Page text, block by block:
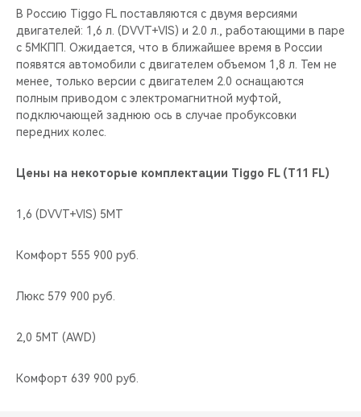
В Россию Tiggo FL поставляются с двумя версиями
двигателей: 1,6 л. (DVVT+VIS) и 2.0 л., работающими в паре
с 5МКПП. Ожидается, что в ближайшее время в России
появятся автомобили с двигателем объемом 1,8 л. Тем не
менее, только версии с двигателем 2.0 оснащаются
полным приводом с электромагнитной муфтой,
подключающей заднюю ось в случае пробуксовки
передних колес.
Цены на некоторые комплектации Tiggo FL (T11 FL)
1,6 (DVVT+VIS) 5МТ
Комфорт 555 900 руб.
Люкс 579 900 руб.
2,0 5MT (AWD)
Комфорт 639 900 руб.